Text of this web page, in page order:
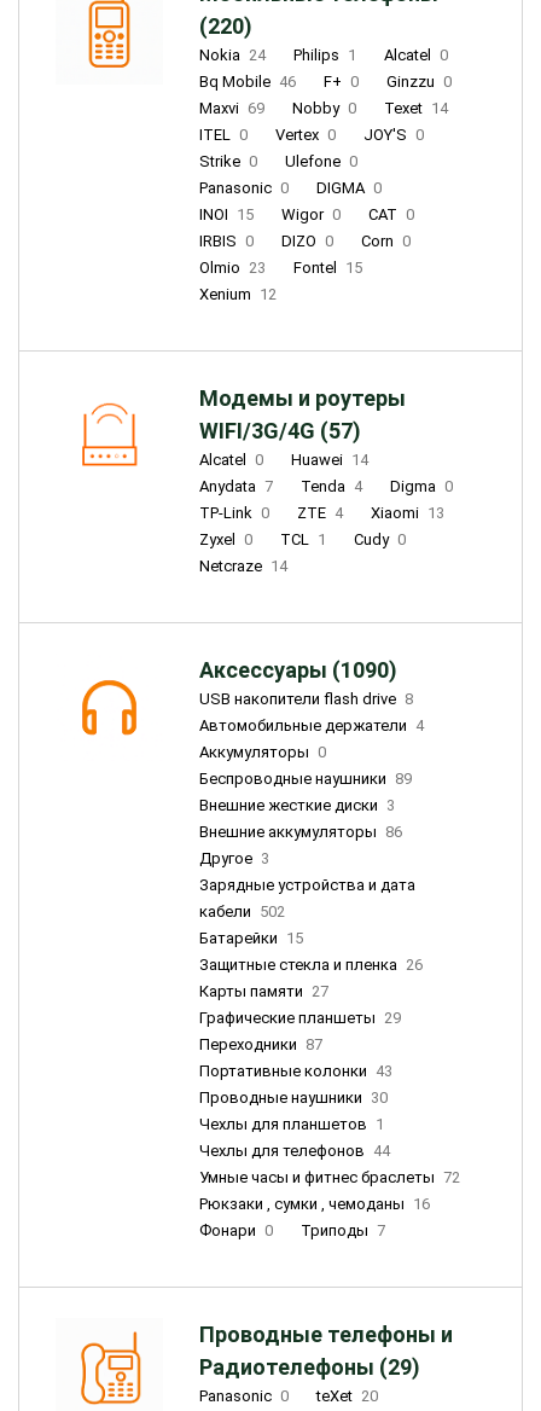
(220)
Nokia 24 Philips 1 Alcatel
0
Bq Mobile 46 F+ 0 Ginzzu 0
Maxvi 69 Nobby 0 Texet 14
ITEL 0 Vertex 0 JOY'S 0
Strike 0 Ulefone 0
Panasonic 0 DIGMA 0
INOI 15 Wigor 0 CAT 0
IRBIS 0 DIZO 0 Corn 0
Olmio 23 Fontel
15
Xenium 12
Модемы и роутеры
WIFI/3G/4G (57)
Alcatel 0 Huawei 14
Anydata 7 Tenda 4 Digma 0
TP-Link 0 ZTE 4 Xiaomi 13
Zyxel
0 TCL 1 Cudy 0
Netcraze 14
Аксессуары (1090)
USB накопители flash drive 8
Автомобильные держатели 4
Аккумуляторы 0
Беспроводные наушники 89
Внешние жесткие диски 3
Внешние аккумуляторы 86
Другое 3
Зарядные устройства и дата
кабели 502
Батарейки 15
Защитные стекла и пленка 26
Карты памяти 27
Графические планшеты 29
Переходники 87
Портативные колонки 43
Проводные наушники 30
Чехлы для планшетов 1
Чехлы для телефонов 44
Умные часы и фитнес браслеты 72
Рюкзаки , сумки , чемоданы 16
Фонари 0 Триподы 7
Проводные телефоны и
Радиотелефоны (29)
Panasonic 0 teXet 20